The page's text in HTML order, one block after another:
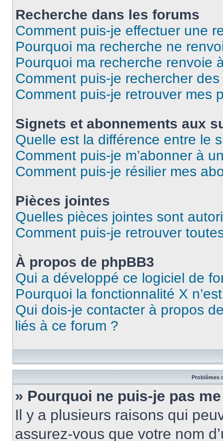
Recherche dans les forums
Comment puis-je effectuer une
Pourquoi ma recherche ne
Pourquoi ma recherche renvoie
Comment puis-je rechercher
Comment puis-je retrouver mes
Signets et abonnements aux
Quelle est la différence entre le
Comment puis-je m’abonner à
Comment puis-je résilier mes
Pièces jointes
Quelles pièces jointes sont
Comment puis-je retrouver
À propos de phpBB3
Qui a développé ce logiciel de
Pourquoi la fonctionnalité X
Qui dois-je contacter à propos
liés à ce forum ?
Problèmes
» Pourquoi ne puis-je pas
Il y a plusieurs raisons qui
assurez-vous que votre nom